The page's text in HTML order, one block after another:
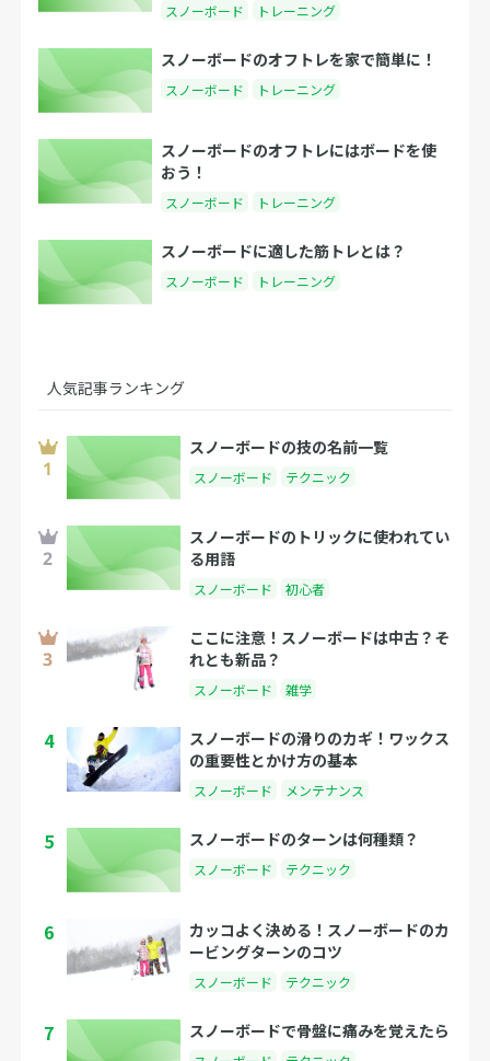
スノーボード トレーニング
スノーボードのオフトレを家で簡単に！
スノーボード トレーニング
スノーボードのオフトレにはボードを使
おう！
スノーボード トレーニング
スノーボードに適した筋トレとは？
スノーボード トレーニング
人気記事ランキング
スノーボードの技の名前一覧
スノーボード テクニック
スノーボードのトリックに使われてい
る用語
スノーボード 初心者
ここに注意！スノーボードは中古？そ
れとも新品？
スノーボード 雑学
4
スノーボードの滑りのカギ！ワックス
の重要性とかけ方の基本
スノーボード メンテナンス
5 スノーボードのターンは何種類？
スノーボード テクニック
6
カッコよく決める！スノーボードのカ
ービングターンのコツ
スノーボード テクニック
7 スノーボードで骨盤に痛みを覚えたら